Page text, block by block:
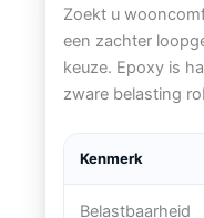
Zoekt u
een zachter
keuze. Epoxy is
zware belasting
Kenmerk
Belastbaarheid